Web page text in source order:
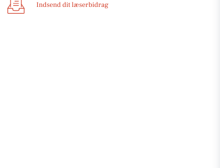
Indsend dit læserbidrag